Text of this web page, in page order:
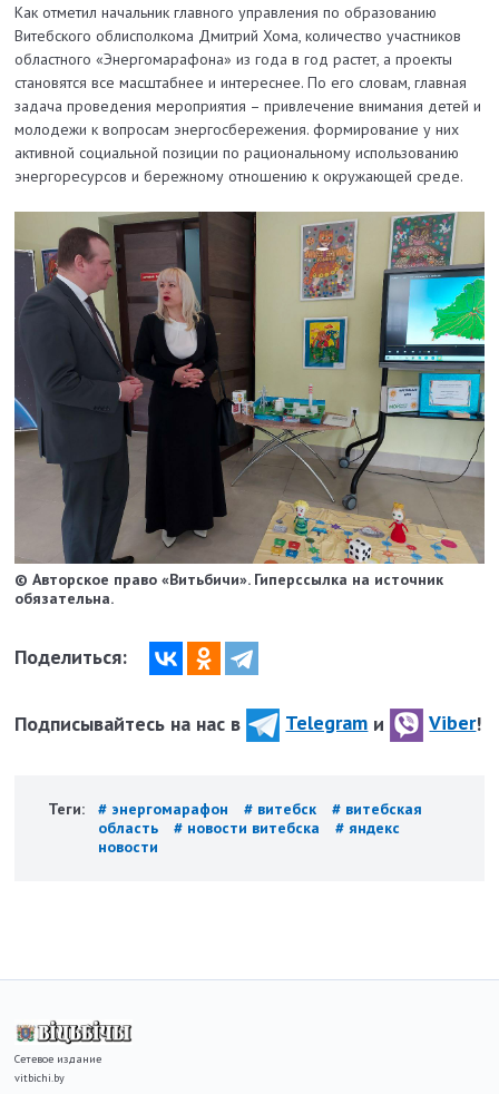
Как отметил начальник главного управления по образованию
Витебского облисполкома Дмитрий Хома, количество участников
областного «Энергомарафона» из года в год растет, а проекты
становятся все масштабнее и интереснее. По его словам, главная
задача проведения мероприятия – привлечение внимания детей и
молодежи к вопросам энергосбережения. формирование у них
активной социальной позиции по рациональному использованию
энергоресурсов и бережному отношению к окружающей среде.
© Авторское право «Витьбичи». Гиперссылка на источник
обязательна.
Поделиться:
Подписывайтесь на нас в Telegram и Viber!
Теги: # энергомарафон # витебск
# витебская
область
# новости витебска
# яндекс
новости
Сетевое издание
vitbichi.by